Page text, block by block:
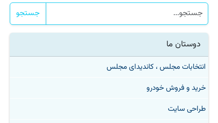
جستجو
دوستان ما
انتخابات مجلس ، کاندیدای مجلس
خرید و فروش خودرو
طراحی سایت